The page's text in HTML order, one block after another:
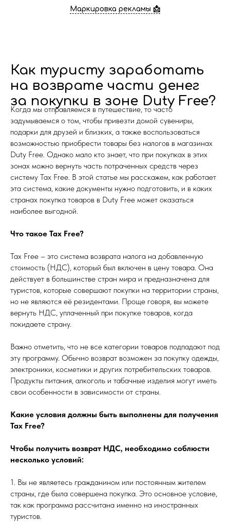
Маркировка рекламы 📩
Как туристу заработать
на возврате части денег
за покупки в зоне Duty Free?
Когда мы отправляемся в путешествие, то часто
задумываемся о том, чтобы привезти домой сувениры,
подарки для друзей и близких, а также воспользоваться
возможностью приобрести товары без налогов в магазинах
Duty Free. Однако мало кто знает, что при покупках в этих
зонах можно вернуть часть потраченных средств через
систему Tax Free. В этой статье мы расскажем, как работает
эта система, какие документы нужно подготовить, и в каких
странах покупка товаров в Duty Free может оказаться
наиболее выгодной.
Что такое Tax Free?
Tax Free – это система возврата налога на добавленную
стоимость (НДС), который был включен в цену товара. Она
действует в большинстве стран мира и предназначена для
туристов, которые совершают покупки на территории страны,
но не являются её резидентами. Проще говоря, вы можете
вернуть НДС, уплаченный при покупке товаров, когда
покидаете страну.
Важно отметить, что не все категории товаров подпадают под
эту программу. Обычно возврат возможен за покупку одежды,
электроники, косметики и других потребительских товаров.
Продукты питания, алкоголь и табачные изделия могут иметь
свои особенности в зависимости от страны.
Какие условия должны быть выполнены для получения
Tax Free?
Чтобы получить возврат НДС, необходимо соблюсти
несколько условий:
1. Вы не являетесь гражданином или постоянным жителем
страны, где была совершена покупка. Это основное условие,
так как программа рассчитана именно на иностранных
туристов.